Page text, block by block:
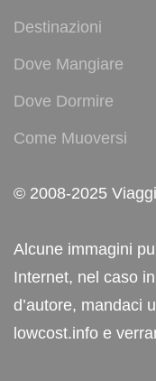
Destinazioni
Dove Mangiare
Dove Dormire
Come Muoversi
© 2008-2025
Alcune immagini
Internet, nel caso
d’autore, mandaci
lowcost.info e